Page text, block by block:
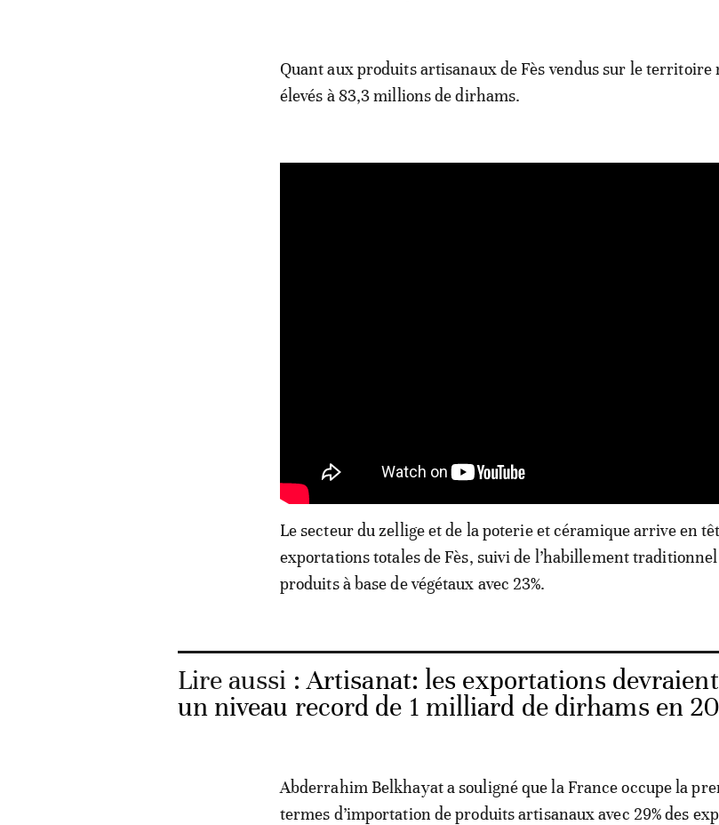
Quant aux produits artisanaux de Fès vendus sur le territoire
élevés à 83,3 millions de dirhams.
Le secteur du zellige et de la poterie et céramique arrive en
exportations totales de Fès, suivi de l’habillement traditionnel
produits à base de végétaux avec 23%.
Lire aussi :Artisanat: les exportations
un niveau record de 1 milliard de dirhams en
Abderrahim Belkhayat a souligné que la France occupe la
termes d’importation de produits artisanaux avec 29% des